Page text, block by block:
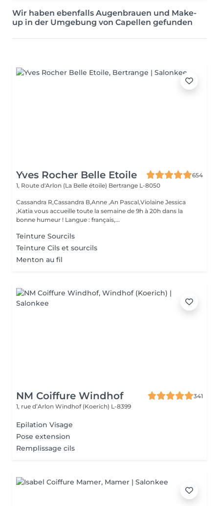
Wir haben ebenfalls Augenbrauen und Make-
up in der Umgebung von Capellen gefunden
Yves Rocher Belle Etoile
654
1, Route d'Arlon (La Belle étoile) Bertrange L-8050
Cassandra R,Cassandra B,Anne ,An Pascal,Violaine Jessica
,Katia vous accueille toute la semaine de 9h à 20h dans la
bonne humeur ! Langue : français,...
Teinture Sourcils
Teinture Cils et sourcils
Menton au fil
NM Coiffure Windhof
341
1, rue d’Arlon Windhof (Koerich) L-8399
Epilation Visage
Pose extension
Remplissage cils